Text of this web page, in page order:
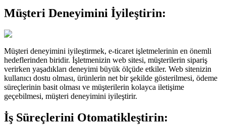
Müşteri Deneyimini İyileştirin:
Müşteri deneyimini iyileştirmek, e-ticaret işletmelerinin en önemli
hedeflerinden biridir. İşletmenizin web sitesi, müşterilerin sipariş
verirken yaşadıkları deneyimi büyük ölçüde etkiler. Web sitenizin
kullanıcı dostu olması, ürünlerin net bir şekilde gösterilmesi, ödeme
süreçlerinin basit olması ve müşterilerin kolayca iletişime
geçebilmesi, müşteri deneyimini iyileştirir.
İş Süreçlerini Otomatikleştirin: